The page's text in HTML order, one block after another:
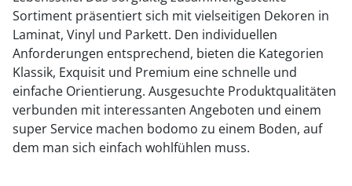
Sortiment präsentiert sich mit vielseitigen Dekoren in
Laminat, Vinyl und Parkett. Den individuellen
Anforderungen entsprechend, bieten die Kategorien
Klassik, Exquisit und Premium eine schnelle und
einfache Orientierung. Ausgesuchte Produktqualitäten
verbunden mit interessanten Angeboten und einem
super Service machen bodomo zu einem Boden, auf
dem man sich einfach wohlfühlen muss.